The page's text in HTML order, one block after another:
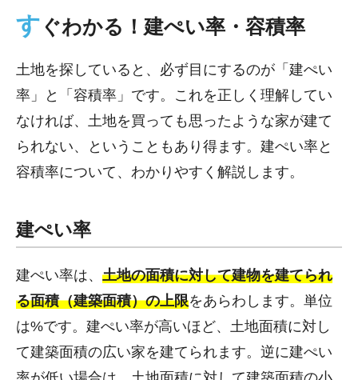
す ぐわかる！建ぺい率・容積率
土地を探していると、必ず目にするのが「建ぺい
率」と「容積率」です。これを正しく理解してい
なければ、土地を買っても思ったような家が建て
られない、ということもあり得ます。建ぺい率と
容積率について、わかりやすく解説します。
建ぺい率
建ぺい率は、 土地の面積に対して建物を建てられ
る面積（建築面積）の上限をあらわします。単位
は%です。建ぺい率が高いほど、土地面積に対し
て建築面積の広い家を建てられます。逆に建ぺい